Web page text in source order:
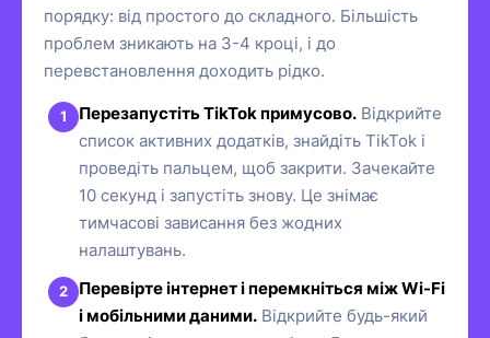
порядку: від простого до складного. Більшість
проблем зникають на 3-4 кроці, і до
перевстановлення доходить рідко.
Перезапустіть TikTok примусово. Відкрийте
список активних додатків, знайдіть TikTok і
проведіть пальцем, щоб закрити. Зачекайте
10 секунд і запустіть знову. Це знімає
тимчасові зависання без жодних
налаштувань.
Перевірте інтернет і перемкніться між Wi-Fi
і мобільними даними. Відкрийте будь-який